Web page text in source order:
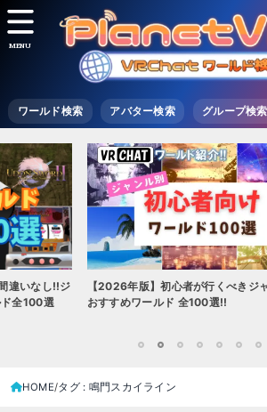
ワールド検索 アバター検索 グループ検索
MENU
違いなし!!ジ
全100選
【2026年版】初心者が行くべきジ
おすすめワールド 全100選!!
HOME タグ : 鳴門スカイライン